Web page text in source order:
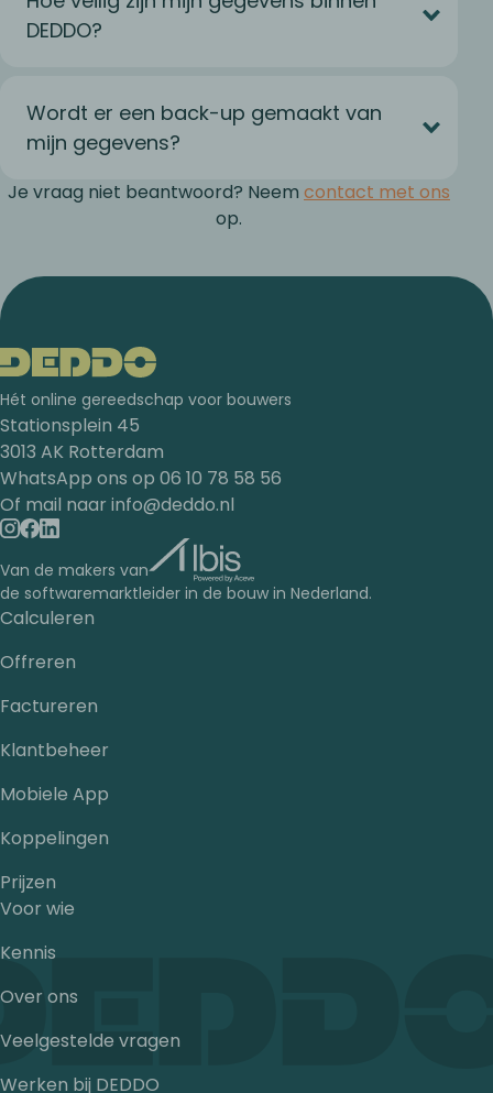
DEDDO?
Wordt er een back-up gemaakt van
mijn gegevens?
Je vraag niet beantwoord? Neem contact met ons
op.
Hét online gereedschap voor bouwers
Stationsplein 45
3013 AK Rotterdam
WhatsApp ons op 06 10 78 58 56
Of mail naar info@deddo.nl
Van de makers van
de softwaremarktleider in de bouw in Nederland.
Calculeren
Offreren
Factureren
Klantbeheer
Mobiele App
Koppelingen
Prijzen
Voor wie
Kennis
Over ons
Veelgestelde vragen
Werken bij DEDDO